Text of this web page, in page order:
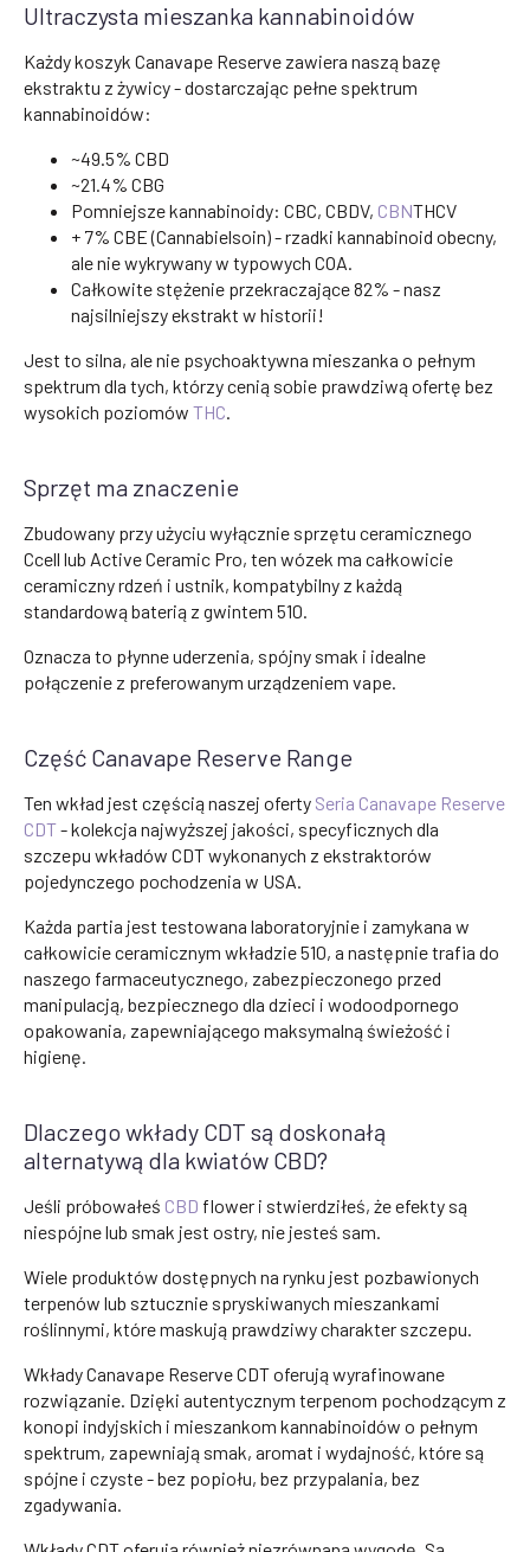
Ultraczysta mieszanka kannabinoidów
Każdy koszyk Canavape Reserve zawiera naszą bazę
ekstraktu z żywicy - dostarczając pełne spektrum
kannabinoidów:
~49.5% CBD
~21.4% CBG
Pomniejsze kannabinoidy: CBC, CBDV, CBNTHCV
+ 7% CBE (Cannabielsoin) - rzadki kannabinoid obecny,
ale nie wykrywany w typowych COA.
Całkowite stężenie przekraczające 82% - nasz
najsilniejszy ekstrakt w historii!
Jest to silna, ale nie psychoaktywna mieszanka o pełnym
spektrum dla tych, którzy cenią sobie prawdziwą ofertę bez
wysokich poziomów THC.
Sprzęt ma znaczenie
Zbudowany przy użyciu wyłącznie sprzętu ceramicznego
Ccell lub Active Ceramic Pro, ten wózek ma całkowicie
ceramiczny rdzeń i ustnik, kompatybilny z każdą
standardową baterią z gwintem 510.
Oznacza to płynne uderzenia, spójny smak i idealne
połączenie z preferowanym urządzeniem vape.
Część Canavape Reserve Range
Ten wkład jest częścią naszej oferty Seria Canavape Reserve
CDT- kolekcja najwyższej jakości, specyficznych dla
szczepu wkładów CDT wykonanych z ekstraktorów
pojedynczego pochodzenia w USA.
Każda partia jest testowana laboratoryjnie i zamykana w
całkowicie ceramicznym wkładzie 510, a następnie trafia do
naszego farmaceutycznego, zabezpieczonego przed
manipulacją, bezpiecznego dla dzieci i wodoodpornego
opakowania, zapewniającego maksymalną świeżość i
higienę.
Dlaczego wkłady CDT są doskonałą
alternatywą dla kwiatów CBD?
Jeśli próbowałeś CBD flower i stwierdziłeś, że efekty są
niespójne lub smak jest ostry, nie jesteś sam.
Wiele produktów dostępnych na rynku jest pozbawionych
terpenów lub sztucznie spryskiwanych mieszankami
roślinnymi, które maskują prawdziwy charakter szczepu.
Wkłady Canavape Reserve CDT oferują wyrafinowane
rozwiązanie. Dzięki autentycznym terpenom pochodzącym z
konopi indyjskich i mieszankom kannabinoidów o pełnym
spektrum, zapewniają smak, aromat i wydajność, które są
spójne i czyste - bez popiołu, bez przypalania, bez
zgadywania.